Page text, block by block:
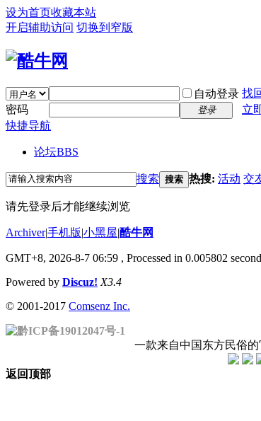
设为首页收藏本站
开启辅助访问 切换到窄版
自动登录 找
密码
登录
立
快捷导航
论坛BBS
搜索 搜索 热搜: 活动 交
请先登录后才能继续浏览
Archiver|手机版|小黑屋|酷牛网
GMT+8, 2026-8-7 06:59 , Processed in 0.005802
Powered by Discuz! X3.4
© 2001-2017 Comsenz Inc.
黔ICP备19012047号-1
一款来自中国东方民俗
返回顶部